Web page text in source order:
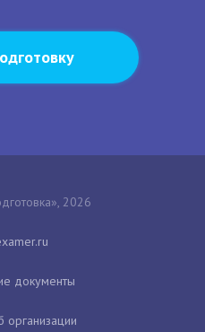
2026
документы
организации